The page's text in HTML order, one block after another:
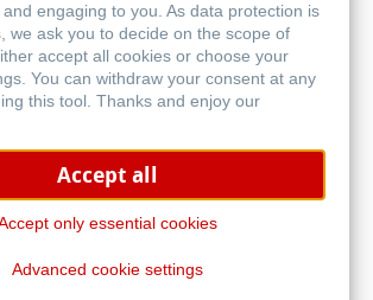
Papierherstellung
engaging to you. As data protection is
we ask you to decide on the scope of
accept all cookies or choose your
You can withdraw your consent at any
this tool. Thanks and enjoy our
Accept all
only essential cookies
Advanced cookie settings